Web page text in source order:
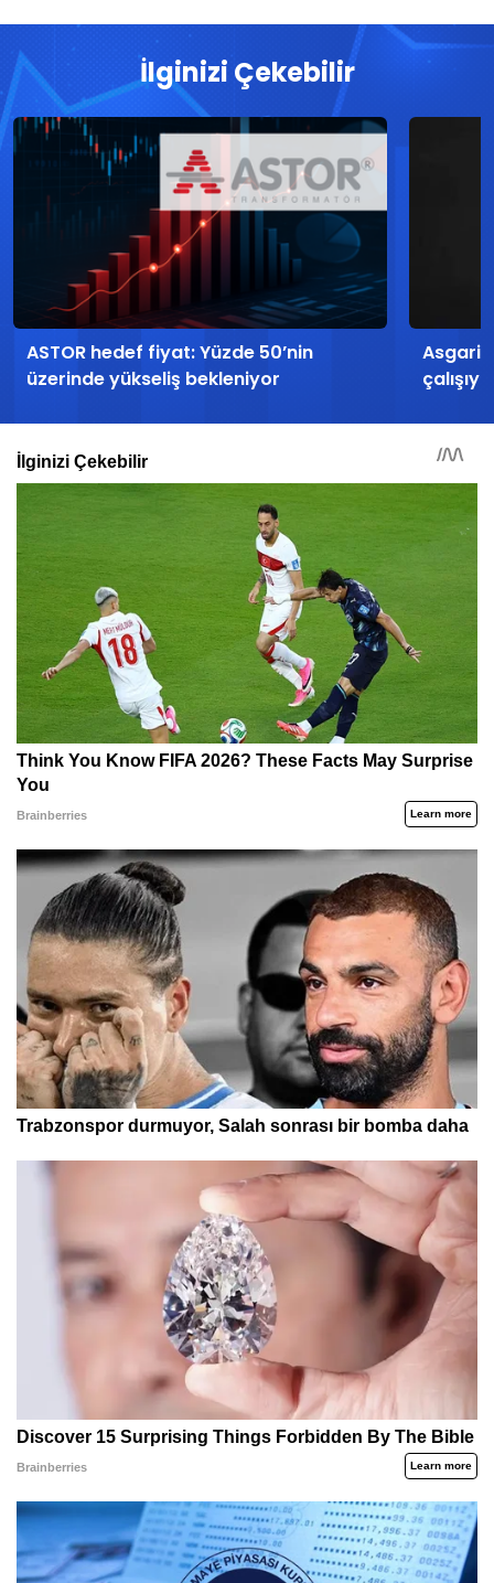
İlginizi Çekebilir
ASTOR hedef fiyat: Yüzde 50’nin
üzerinde yükseliş bekleniyor
Asgari